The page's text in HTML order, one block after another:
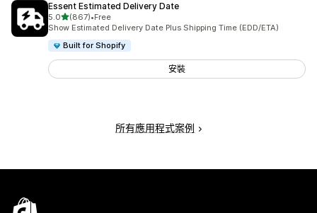
Essent Estimated Delivery Date
5.0滿分 5 顆星
(867)
共有 867 則評價
•Free
Show Estimated Delivery Date Plus Shipping Time (EDD/ETA)
Built for Shopify
安裝
所有應用程式案例